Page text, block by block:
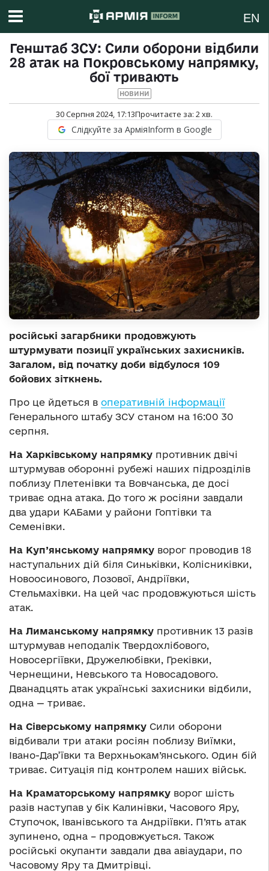
EN
Генштаб ЗСУ: Сили оборони відбили
28 атак на Покровському напрямку,
бої тривають
НОВИНИ
30 Серпня 2024, 17:13Прочитаєте за: 2хв.
Слідкуйте за АрміяInform в Google
російські загарбники продовжують
штурмувати позиції українських захисників.
Загалом, від початку доби відбулося 109
бойових зіткнень.
Про це йдеться в оперативній інформації
Генерального штабу ЗСУ станом на 16:00 30
серпня.
На Харківському напрямку противник двічі
штурмував оборонні рубежі наших підрозділів
поблизу Плетенівки та Вовчанська, де досі
триває одна атака. До того ж росіяни завдали
два удари КАБами у райони Гоптівки та
Семенівки.
На Куп’янському напрямку ворог проводив 18
наступальних дій біля Синьківки, Колісниківки,
Новоосинового, Лозової, Андріївки,
Стельмахівки. На цей час продовжуються шість
атак.
На Лиманському напрямку противник 13 разів
штурмував неподалік Твердохлібового,
Новосергіївки, Дружелюбівки, Греківки,
Чернещини, Невського та Новосадового.
Дванадцять атак українські захисники відбили,
одна — триває.
На Сіверському напрямку Сили оборони
відбивали три атаки росіян поблизу Виїмки,
Івано-Дар’ївки та Верхньокам’янського. Один бій
триває. Ситуація під контролем наших військ.
На Краматорському напрямку ворог шість
разів наступав у бік Калинівки, Часового Яру,
Ступочок, Іванівського та Андріївки. П’ять атак
зупинено, одна – продовжується. Також
російські окупанти завдали два авіаудари, по
Часовому Яру та Дмитрівці.